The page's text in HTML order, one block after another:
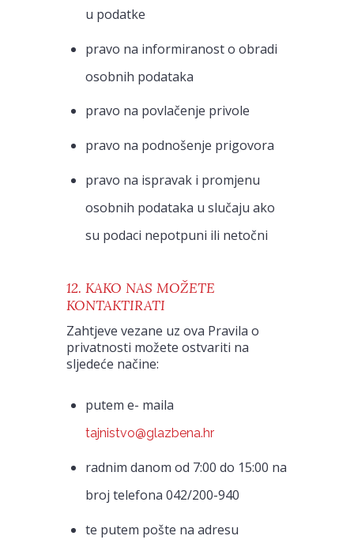
u podatke
pravo na informiranost o obradi
osobnih podataka
pravo na povlačenje privole
pravo na podnošenje prigovora
pravo na ispravak i promjenu
osobnih podataka u slučaju ako
su podaci nepotpuni ili netočni
12. KAKO NAS MOŽETE
KONTAKTIRATI
Zahtjeve vezane uz ova Pravila o
privatnosti možete ostvariti na
sljedeće načine:
putem e- maila
tajnistvo@glazbena.hr
radnim danom od 7:00 do 15:00 na
broj telefona 042/200-940
te putem pošte na adresu